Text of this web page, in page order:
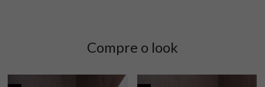
Compre o look